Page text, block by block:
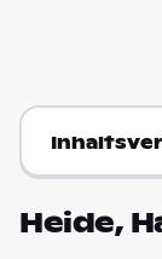
Heide,